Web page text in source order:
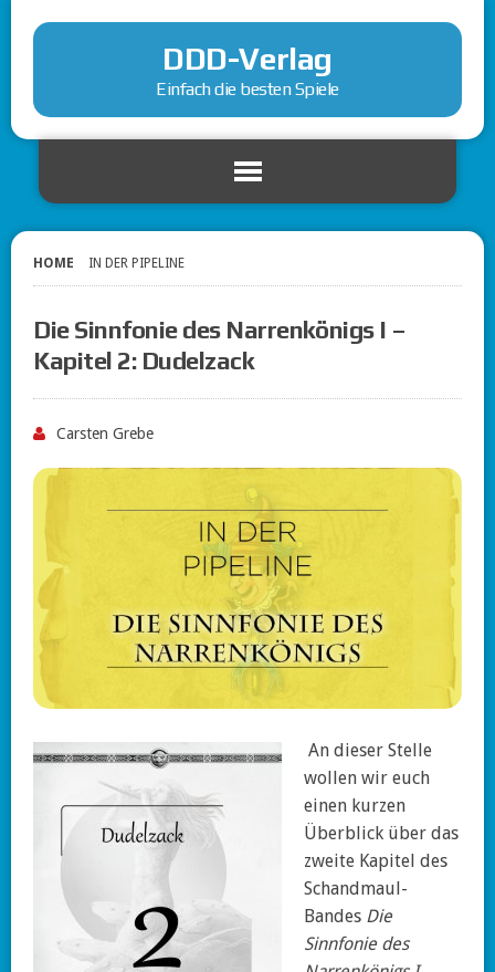
DDD-Verlag
Einfach die besten Spiele
HOME IN DER PIPELINE
Die Sinnfonie des Narrenkönigs I –
Kapitel 2: Dudelzack
Carsten Grebe
An dieser Stelle
wollen wir euch
einen kurzen
Überblick über das
zweite Kapitel des
Schandmaul-
Bandes Die
Sinnfonie des